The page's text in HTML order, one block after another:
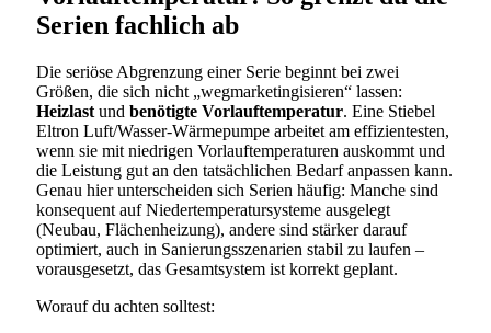
Serien fachlich ab
Die seriöse Abgrenzung einer Serie beginnt bei zwei
Größen, die sich nicht „wegmarketingisieren“ lassen:
Heizlast und benötigte Vorlauftemperatur. Eine Stiebel
Eltron Luft/Wasser-Wärmepumpe arbeitet am effizientesten,
wenn sie mit niedrigen Vorlauftemperaturen auskommt und
die Leistung gut an den tatsächlichen Bedarf anpassen kann.
Genau hier unterscheiden sich Serien häufig: Manche sind
konsequent auf Niedertemperatursysteme ausgelegt
(Neubau, Flächenheizung), andere sind stärker darauf
optimiert, auch in Sanierungsszenarien stabil zu laufen –
vorausgesetzt, das Gesamtsystem ist korrekt geplant.
Worauf du achten solltest: